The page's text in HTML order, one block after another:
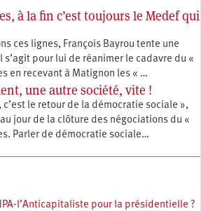
à la fin c’est toujours le Medef qui
ces lignes, François Bayrou tente une
pour lui de réanimer le cadavre du «
en recevant à Matignon les « …
une autre société, vite !
le retour de la démocratie sociale »,
jour de la clôture des négociations du «
Parler de démocratie sociale…
l’Anticapitaliste pour la présidentielle ?